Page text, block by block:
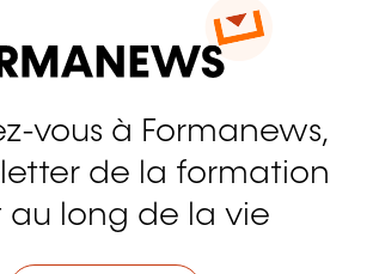
vous à Formanews,
de la formation
au long de la vie